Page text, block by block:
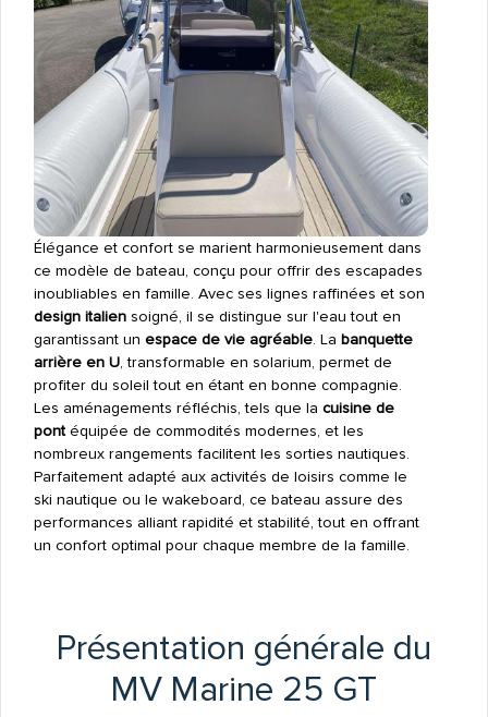
Élégance et confort se marient harmonieusement dans
ce modèle de bateau, conçu pour offrir des escapades
inoubliables en famille. Avec ses lignes raffinées et son
design italiensoigné, il se distingue sur l'eau tout en
garantissant un espace de vie agréable. La banquette
arrière en U, transformable en solarium, permet de
profiter du soleil tout en étant en bonne compagnie.
Les aménagements réfléchis, tels que la cuisine de
pontéquipée de commodités modernes, et les
nombreux rangements facilitent les sorties nautiques.
Parfaitement adapté aux activités de loisirs comme le
ski nautique ou le wakeboard, ce bateau assure des
performances alliant rapidité et stabilité, tout en offrant
un confort optimal pour chaque membre de la famille.
Présentation générale du
MV Marine 25 GT